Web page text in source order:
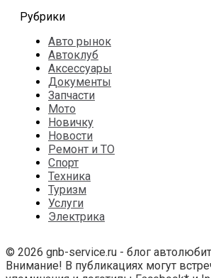
Рубрики
Авто рынок
Автоклуб
Аксессуары
Документы
Запчасти
Мото
Новичку
Новости
Ремонт и ТО
Спорт
Техника
Туризм
Услуги
Электрика
© 2026 gnb-service.ru - блог
Внимание! В публикациях могут